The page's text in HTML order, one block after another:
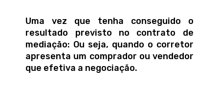
Uma vez que tenha conseguido o
resultado previsto no contrato de
mediação: Ou seja, quando o corretor
apresenta um comprador ou vendedor
que efetiva a negociação.